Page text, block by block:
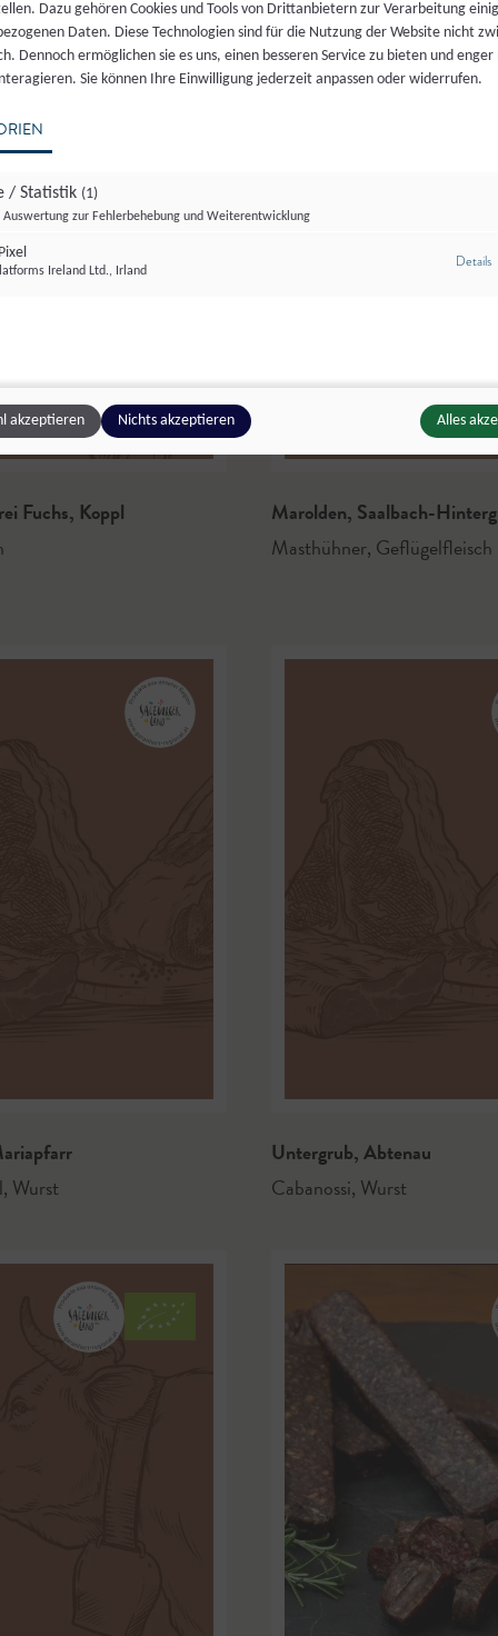
Fuchs, Koppl
Marolden, Saalbach-
Masthühner, Geflügelfleisch
, Wurst
Untergrub,Abtenau
Cabanossi, Wurst
Dazu gehören Cookies und Tools von Drittanbietern zur Verarbeitung
Daten. Diese Technologien sind für die Nutzung der Website nicht
Dennoch ermöglichen sie es uns, einen besseren Service zu bieten und
Sie können Ihre Einwilligung jederzeit anpassen oder widerrufen.
/ Statistik (1)
Auswertung zur Fehlerbehebung und Weiterentwicklung
Ireland Ltd., Irland
Details
akzeptieren Nichts akzeptieren Alles